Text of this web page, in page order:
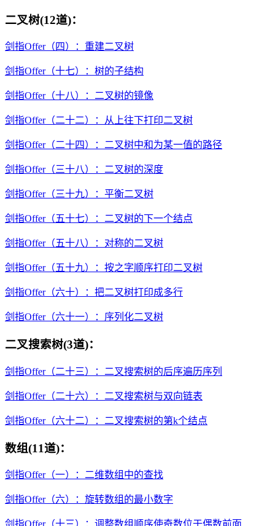
二叉树(12道)：
剑指Offer（四）：重建二叉树
剑指Offer（十七）：树的子结构
剑指Offer（十八）：二叉树的镜像
剑指Offer（二十二）：从上往下打印二叉树
剑指Offer（二十四）：二叉树中和为某一值的路径
剑指Offer（三十八）：二叉树的深度
剑指Offer（三十九）：平衡二叉树
剑指Offer（五十七）：二叉树的下一个结点
剑指Offer（五十八）：对称的二叉树
剑指Offer（五十九）：按之字顺序打印二叉树
剑指Offer（六十）：把二叉树打印成多行
剑指Offer（六十一）：序列化二叉树
二叉搜索树(3道)：
剑指Offer（二十三）：二叉搜索树的后序遍历序列
剑指Offer（二十六）：二叉搜索树与双向链表
剑指Offer（六十二）：二叉搜索树的第k个结点
数组(11道)：
剑指Offer（一）：二维数组中的查找
剑指Offer（六）：旋转数组的最小数字